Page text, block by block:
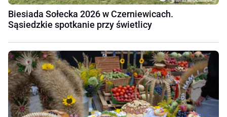
Biesiada Sołecka 2026 w Czerniewicach.
Sąsiedzkie spotkanie przy świetlicy